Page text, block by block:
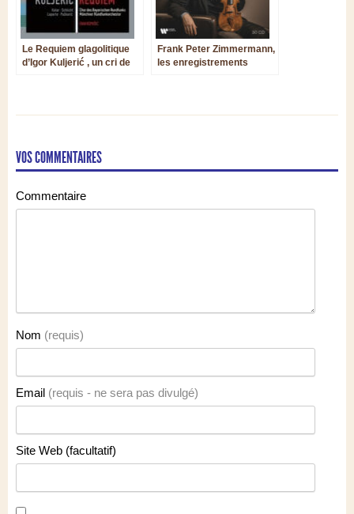
Le Requiem glagolitique
d’Igor Kuljerić , un cri de
Frank Peter Zimmermann,
les enregistrements
VOS COMMENTAIRES
Commentaire
Nom (requis)
Email (requis - ne sera pas divulgé)
Site Web (facultatif)